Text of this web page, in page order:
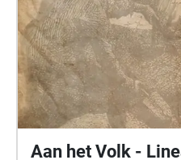
Aan het Volk -